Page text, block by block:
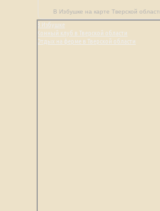
В Избушке на карте Тверской
В Избушке
Конный клуб в Тверской области
Отдых на ферме в Тверской области